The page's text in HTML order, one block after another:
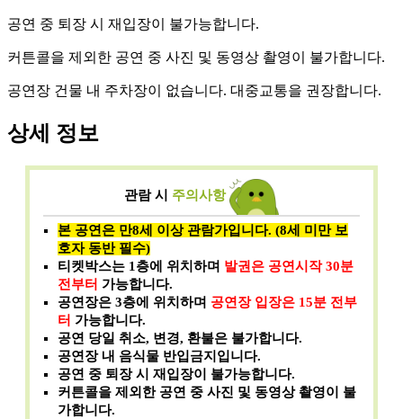
공연 중 퇴장 시 재입장이 불가능합니다.
커튼콜을 제외한 공연 중 사진 및 동영상 촬영이 불가합니다.
공연장 건물 내 주차장이 없습니다. 대중교통을 권장합니다.
상세 정보
관람 시 주의사항
본 공연은 만8세 이상 관람가입니다. (8세 미만 보
호자 동반 필수)
티켓박스는 1층에 위치하며 발권은 공연시작 30분
전부터 가능합니다.
공연장은 3층에 위치하며 공연장 입장은 15분 전부
터 가능합니다.
공연 당일 취소, 변경, 환불은 불가합니다.
공연장 내 음식물 반입금지입니다.
공연 중 퇴장 시 재입장이 불가능합니다.
커튼콜을 제외한 공연 중 사진 및 동영상 촬영이 불
가합니다.